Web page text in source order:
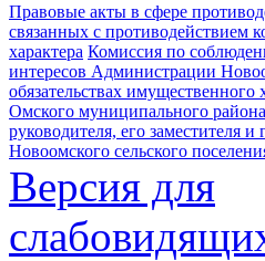
Правовые акты в сфере
связанных с противодействием
характера Комиссия по
интересов Администрации
обязательствах
Омского муниципального
руководителя, его заместителя
Новоомского сельского
Версия для